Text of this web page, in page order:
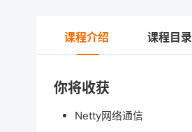
课程介绍 课程目录
你将收获
Netty网络通信